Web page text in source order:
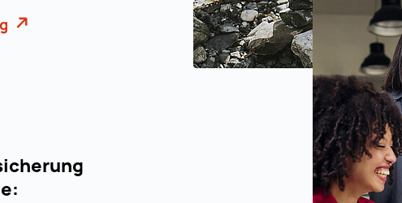
Österreichische Sozialversicherung (wird in einer
Werte (wird in einer neuen Registerkarte
Werte (wird in einer neuen Registerkarte